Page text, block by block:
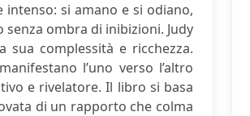
si amano e si odiano,
ombra di inibizioni. Judy
complessità e ricchezza.
l’uno verso l’altro
e rivelatore. Il libro si basa
di un rapporto che colma